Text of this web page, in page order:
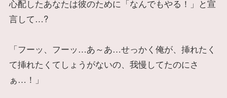
心配したあなたは彼のために「なんでもやる！」と宣
言して…?
「フーッ、フーッ…あ～あ…せっかく俺が、挿れたく
て挿れたくてしょうがないの、我慢してたのにさ
ぁ…！」